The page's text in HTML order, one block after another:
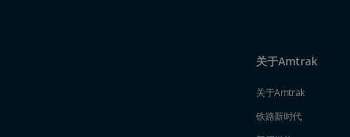
关于Amtrak
关于Amtrak
铁路新时代